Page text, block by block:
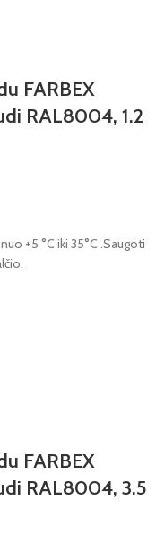
FARBEX
RAL8004, 1.2
+5 °C iki 35°C .Saugoti
FARBEX
RAL8004, 3.5